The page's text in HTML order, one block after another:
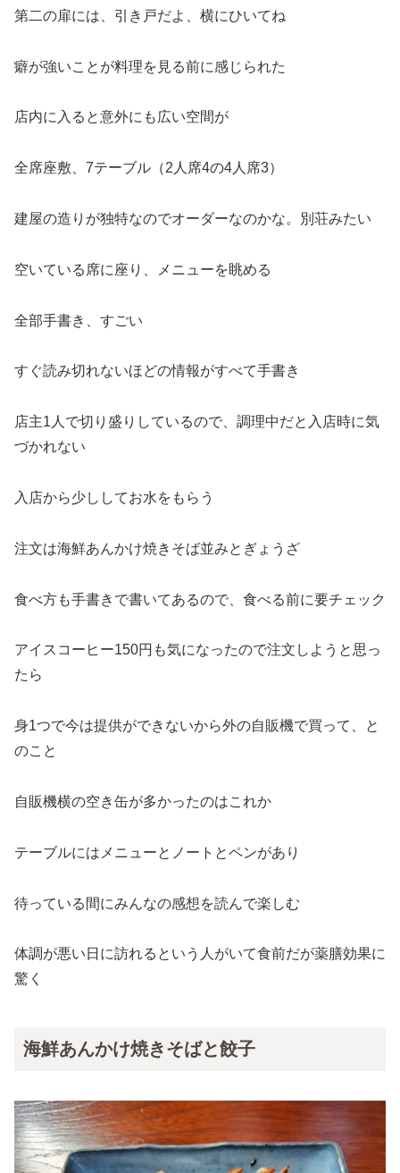
第二の扉には、引き戸だよ、横にひいてね
癖が強いことが料理を見る前に感じられた
店内に入ると意外にも広い空間が
全席座敷、7テーブル（2人席4の4人席3）
建屋の造りが独特なのでオーダーなのかな。別荘みたい
空いている席に座り、メニューを眺める
全部手書き、すごい
すぐ読み切れないほどの情報がすべて手書き
店主1人で切り盛りしているので、調理中だと入店時に気
づかれない
入店から少ししてお水をもらう
注文は海鮮あんかけ焼きそば並みとぎょうざ
食べ方も手書きで書いてあるので、食べる前に要チェック
アイスコーヒー150円も気になったので注文しようと思っ
たら
身1つで今は提供ができないから外の自販機で買って、と
のこと
自販機横の空き缶が多かったのはこれか
テーブルにはメニューとノートとペンがあり
待っている間にみんなの感想を読んで楽しむ
体調が悪い日に訪れるという人がいて食前だが薬膳効果に
驚く
海鮮あんかけ焼きそばと餃子